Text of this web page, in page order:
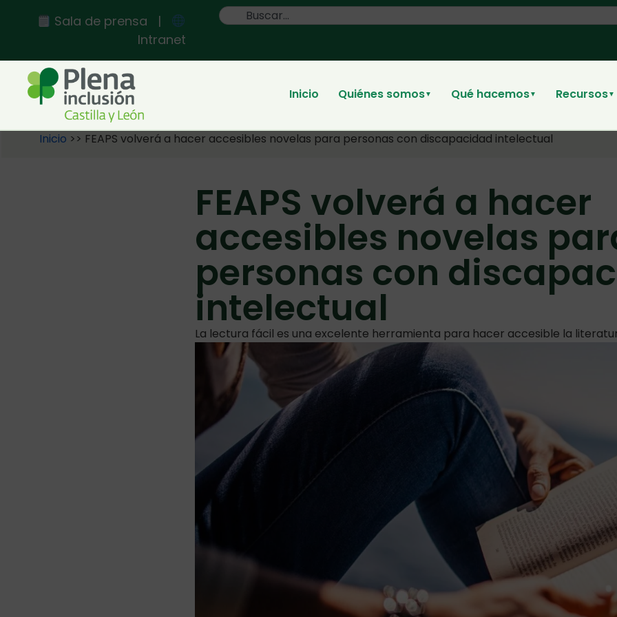
Sala de prensa |
Intranet
Inicio Quiénes somos▼ Qué hacemos▼ Recursos▼
Inicio >> FEAPS volverá a hacer accesibles novelas para personas con discapacidad intelectual
FEAPS volverá a hacer
accesibles novelas
personas con
intelectual
La lectura fácil es una excelente herramienta para hacer accesible la